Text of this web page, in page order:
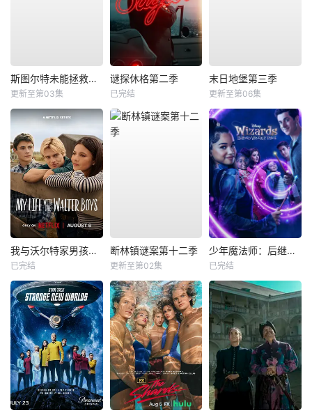
斯图尔特未能拯救宇宙
更新至第03集
谜探休格第二季
已完结
末日地堡第三季
更新至第06集
我与沃尔特家男孩的生活第三季
已完结
断林镇谜案第十二季
更新至第02集
少年魔法师：后继者第三季
已完结